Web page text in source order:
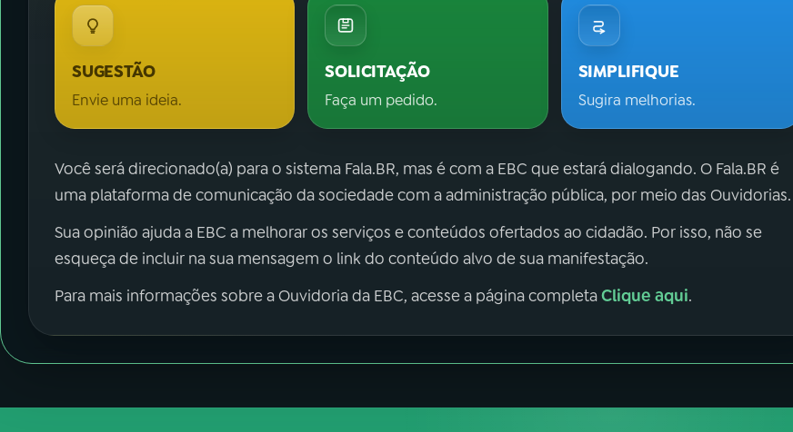
SUGESTÃO
Envie uma ideia.
SOLICITAÇÃO
Faça um pedido.
SIMPLIFIQUE
Sugira melhorias.
Você será direcionado(a) para o sistema Fala.BR, mas é com a EBC que estará dialogando. O Fala.BR é
uma plataforma de comunicação da sociedade com a administração pública, por meio das Ouvidorias.
Sua opinião ajuda a EBC a melhorar os serviços e conteúdos ofertados ao cidadão. Por isso, não se
esqueça de incluir na sua mensagem o link do conteúdo alvo de sua manifestação.
Para mais informações sobre a Ouvidoria da EBC, acesse a página completaClique aqui.